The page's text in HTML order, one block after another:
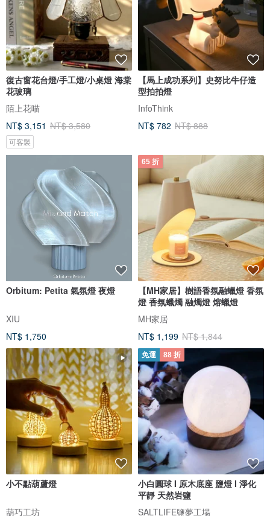
復古窗花台燈/手工燈/小桌燈 海棠
花玻璃
陌上花喵
NT$ 3,151 NT$ 3,580
可客製
【馬上成功系列】史努比牛仔造
型拍拍燈
InfoThink
NT$ 782 NT$ 888
Orbitum: Petita 氣氛燈 夜燈
XIU
NT$ 1,750
65 折
【MH家居】樹語香氛融蠟燈 香氛
燈 香氛蠟燭 融燭燈 熔蠟燈
MH家居
NT$ 1,199 NT$ 1,844
小不點葫蘆燈
葫巧工坊
免運 88 折
小白圓球 I 原木底座 鹽燈 I 淨化
平靜 天然岩鹽
SALTLIFE鹽夢工場